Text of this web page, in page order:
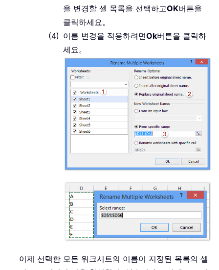
을 변경할 셀 목록을 선택하고OK버튼을
클릭하세요。
이름 변경을 적용하려면Ok버튼을 클릭하
세요。
이제 선택한 모든 워크시트의 이름이 지정된 목록의 셀